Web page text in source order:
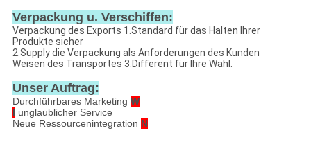
Verpackung u. Verschiffen:
Verpackung des Exports 1.Standard für das Halten Ihrer
Produkte sicher
2.Supply die Verpackung als Anforderungen des Kunden
Weisen des Transportes 3.Different für Ihre Wahl.
Unser Auftrag:
Durchführbares Marketing W
I unglaublicher Service
Neue Ressourcenintegration N